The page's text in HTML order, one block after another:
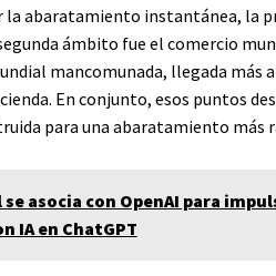
la abaratamiento instantánea, la
ámbito fue el comercio
mancomunada, llegada más
En conjunto, esos puntos
para una abaratamiento más
se asocia con OpenAI para
IA en ChatGPT